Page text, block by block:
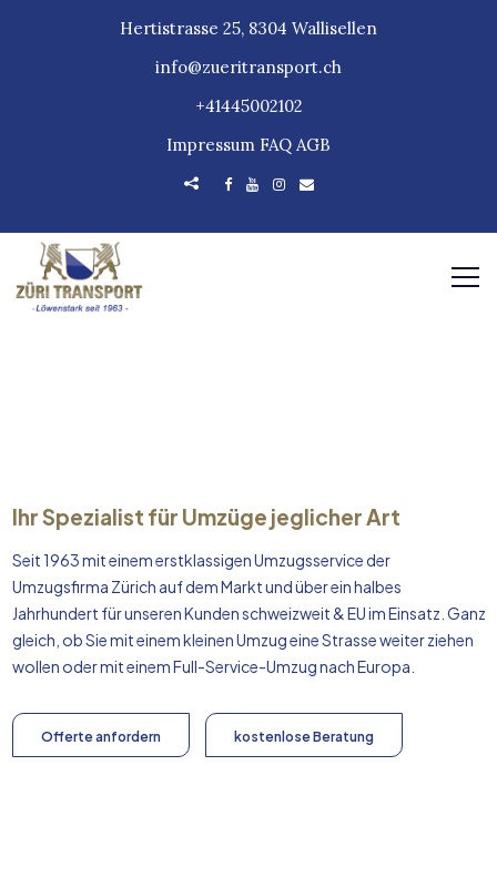
Hertistrasse 25, 8304 Wallisellen
info@zueritransport.ch
+41445002102
Impressum FAQ AGB
Ihr Spezialist für Umzüge jeglicher Art
Seit 1963 mit einem erstklassigen Umzugsservice der
Umzugsfirma Zürich auf dem Markt und über ein halbes
Jahrhundert für unseren Kunden schweizweit & EU im Einsatz. Ganz
gleich, ob Sie mit einem kleinen Umzug eine Strasse weiter ziehen
wollen oder mit einem Full-Service-Umzug nachEuropa
Offerte anfordern kostenlose Beratung